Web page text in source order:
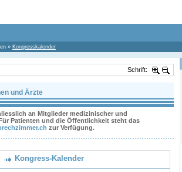
» Kongresskalender
Schrift:
und Ärzte
an Mitglieder medizinischer und
Patienten und die Öffentlichkeit steht das
zur Verfügung.
Kongress-Kalender